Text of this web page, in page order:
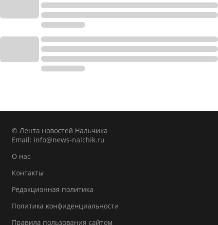
© Лента новостей Нальчика
Email: info@news-nalchik.ru
О нас
Контакты
Редакционная политика
Политика конфиденциальности
Правила пользования сайтом